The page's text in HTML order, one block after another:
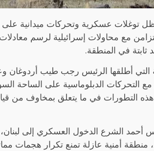
توغلات عسكرية وتحركات ميدانية
بالتزامن مع محاولات إسرائيلية لرسم
التي أطلقها الرئيس رجب طيب
التحركات الدبلوماسية على الساحة
التطورات في ما يتعلق بمخاوف من
أحمد الشرع الدخول العسكري إلى